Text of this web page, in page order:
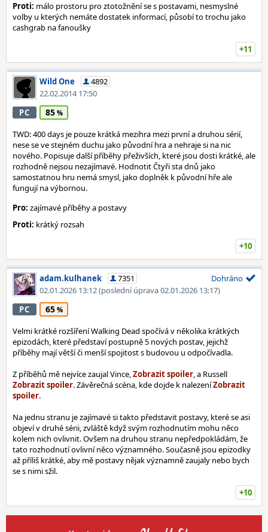
Proti: málo prostoru pro ztotožnění se s postavami, nesmyslné
volby u kterých nemáte dostatek informací, působí to trochu jako
cashgrab na fanoušky
+11
Wild One
4892
22.02.2014 17:50
PC
85
TWD: 400 days je pouze krátká mezihra mezi první a druhou sérií,
nese se ve stejném duchu jako původní hra a nehraje si na nic
nového. Popisuje další příběhy přeživších, které jsou dosti krátké, ale
rozhodně nejsou nezajímavé. Hodnotit Čtyři sta dnů jako
samostatnou hru nemá smysl, jako doplněk k původní hře ale
fungují na výbornou.
Pro: zajímavé příběhy a postavy
Proti: krátký rozsah
+10
adam.kulhanek
7351
02.01.2026 13:12(poslední úprava 02.01.2026 13:17)
Dohráno
PC 65
Velmi krátké rozšíření Walking Dead spočívá v několika krátkých
epizodách, které představí postupně 5 nových postav, jejichž
příběhy mají větší či menší spojitost s budovou u odpočívadla.
Z příběhů mě nejvíce zaujal Vince,
, a Russell
. Závěrečná scéna, kde dojde k nalezení
.
Na jednu stranu je zajímavé si takto představit postavy, které se asi
objeví v druhé sérii, zvláště když svým rozhodnutím mohu něco
kolem nich ovlivnit. Ovšem na druhou stranu nepředpokládám, že
tato rozhodnutí ovlivní něco významného. Současně jsou epizodky
až příliš krátké, aby mě postavy nějak významně zaujaly nebo bych
se s nimi sžil.
+10